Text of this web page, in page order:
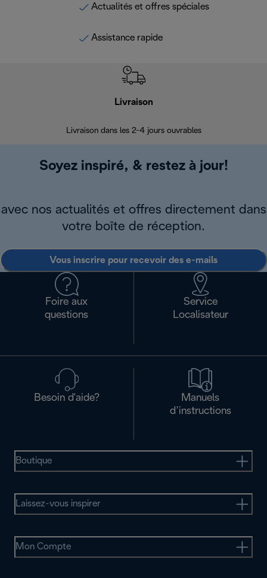
Actualités et offres spéciales
Assistance rapide
Livraison
Livraison dans les 2-4 jours ouvrables
Soyez inspiré, & restez à jour!
avec nos actualités et offres directement dans
votre boîte de réception.
Vous inscrire pour recevoir des e-mails
Foire aux
questions
Service
Localisateur
Besoin d'aide?
Manuels
d’instructions
Boutique
Laissez-vous inspirer
Mon Compte